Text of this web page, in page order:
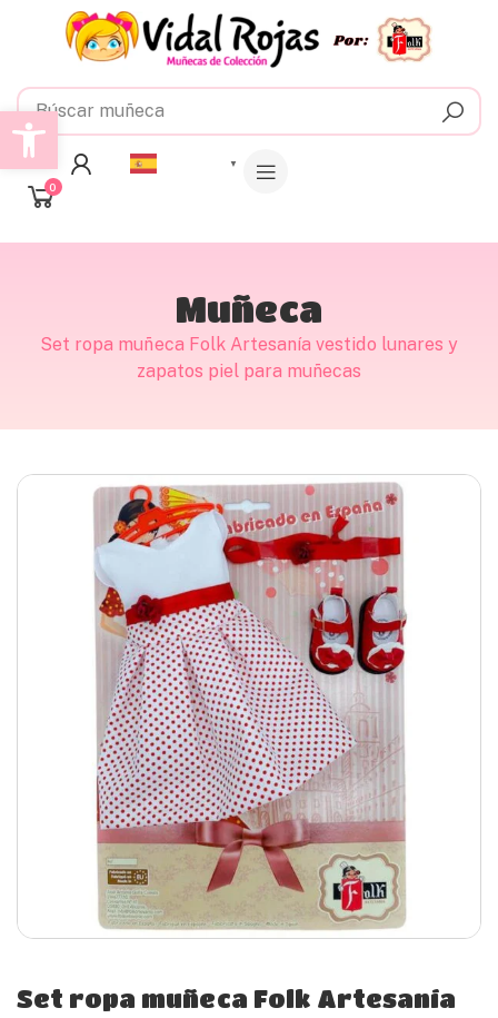
Abrir barra de herramientas
0
▼
Muñeca
Set ropa muñeca Folk Artesanía vestido lunares y
zapatos piel para muñecas
Set ropa muñeca Folk Artesanía